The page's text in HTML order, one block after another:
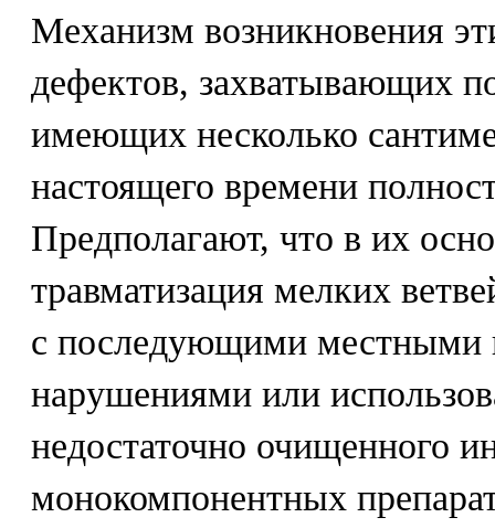
Механизм возникновения
дефектов, захватывающих
имеющих несколько
настоящего времени
Предполагают, что в их
травматизация мелких
с последующими местными
нарушениями или
недостаточно очищенного
монокомпонентных